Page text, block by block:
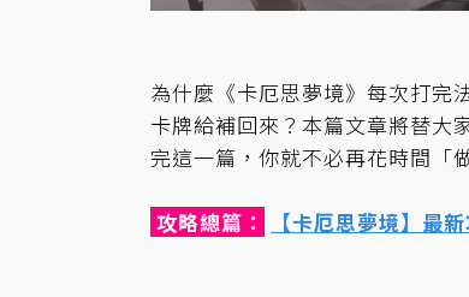
為什麼《卡厄思夢境》每次打完
卡牌給補回來？本篇文章將替大
完這一篇，你就不必再花時間「
攻略總篇： 【卡厄思夢境】最